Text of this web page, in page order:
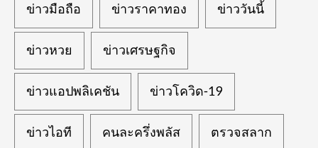
ข่าวมือถือ ข่าวราคาทอง ข่าววันนี้
ข่าวหวย ข่าวเศรษฐกิจ
ข่าวแอปพลิเคชัน ข่าวโควิด-19
ข่าวไอที คนละครึ่งพลัส ตรวจสลาก